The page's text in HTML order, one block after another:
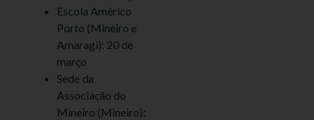
Escola Américo
Porto (Mineiro e
Amaragi): 20 de
março
Sede da
Associação do
Mineiro (Mineiro):